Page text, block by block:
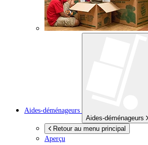
Aides-déménageurs
Aides-déménageurs
Retour au menu principal
Aperçu